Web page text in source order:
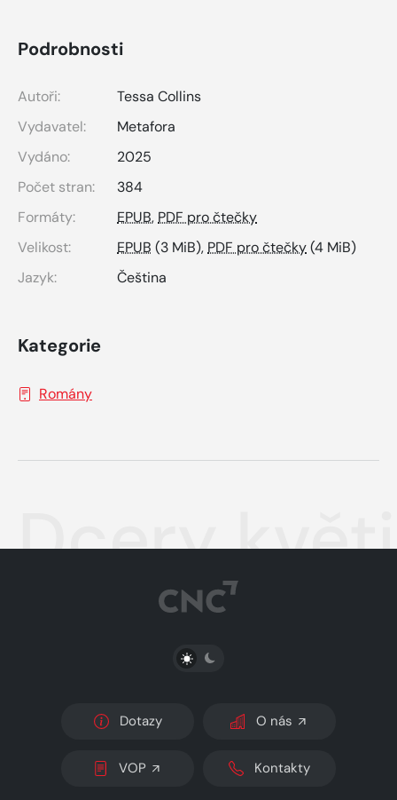
Podrobnosti
Autoři:
Tessa Collins
Vydavatel:
Metafora
Vydáno:
2025
Počet stran:
384
Formáty:
EPUB,PDF pro čtečky
Velikost:
EPUB (3 MiB),PDF pro čtečky(4 MiB)
Jazyk:
Čeština
Kategorie
Romány
Dcery
PŘEPNOUT SVĚTLÝ/TMAVÝ REŽIM
Dotazy O nás
VOP Kontakty